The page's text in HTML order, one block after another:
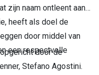
zijn naam ontleent aan
heeft als doel de
door middel van
een respectvolle
door de
Stefano Agostini.